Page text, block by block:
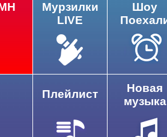
Мурзилки
LIVE
Шоу
Плейлист
Новая
музыка